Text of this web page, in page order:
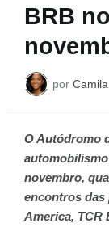
BRB
por
O Autódromo
novembro,
encontros das
America, TCR